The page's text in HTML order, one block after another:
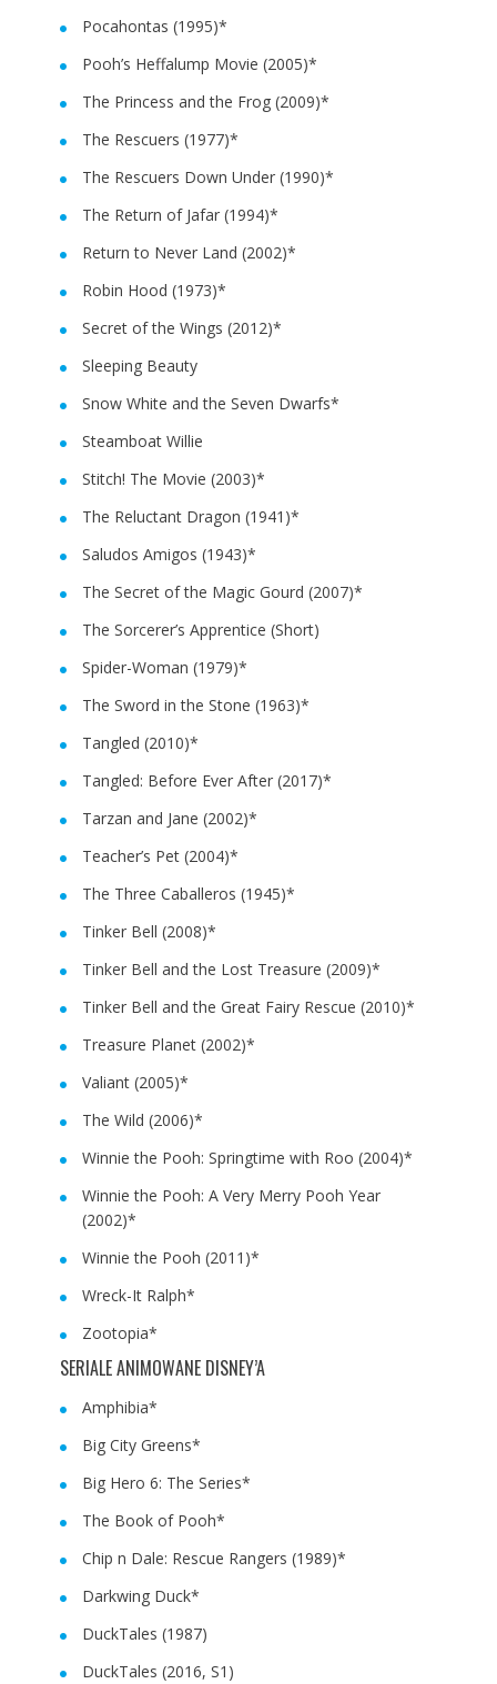
Pocahontas (1995)*
Pooh’s Heffalump Movie (2005)*
The Princess and the Frog (2009)*
The Rescuers (1977)*
The Rescuers Down Under (1990)*
The Return of Jafar (1994)*
Return to Never Land (2002)*
Robin Hood (1973)*
Secret of the Wings (2012)*
Sleeping Beauty
Snow White and the Seven Dwarfs*
Steamboat Willie
Stitch! The Movie (2003)*
The Reluctant Dragon (1941)*
Saludos Amigos (1943)*
The Secret of the Magic Gourd (2007)*
The Sorcerer’s Apprentice (Short)
Spider-Woman (1979)*
The Sword in the Stone (1963)*
Tangled (2010)*
Tangled: Before Ever After (2017)*
Tarzan and Jane (2002)*
Teacher’s Pet (2004)*
The Three Caballeros (1945)*
Tinker Bell (2008)*
Tinker Bell and the Lost Treasure (2009)*
Tinker Bell and the Great Fairy Rescue (2010)*
Treasure Planet (2002)*
Valiant (2005)*
The Wild (2006)*
Winnie the Pooh: Springtime with Roo (2004)*
Winnie the Pooh: A Very Merry Pooh Year
(2002)*
Winnie the Pooh (2011)*
Wreck-It Ralph*
Zootopia*
SERIALE ANIMOWANE DISNEY’A
Amphibia*
Big City Greens*
Big Hero 6: The Series*
The Book of Pooh*
Chip n Dale: Rescue Rangers (1989)*
Darkwing Duck*
DuckTales (1987)
DuckTales (2016, S1)